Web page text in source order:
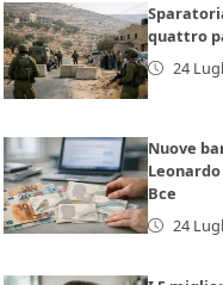
quattro
24
Nuove
Bce
24